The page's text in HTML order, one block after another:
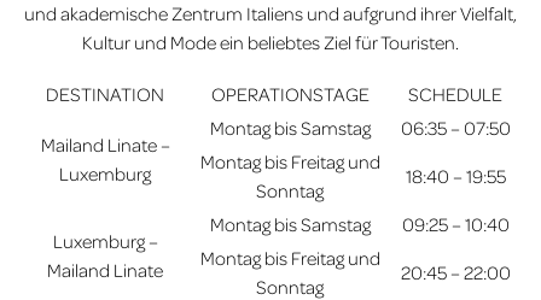
und akademische Zentrum Italiens und aufgrund ihrer Vielfalt,
Kultur und Mode ein beliebtes Ziel für Touristen.
DESTINATION OPERATIONSTAGE SCHEDULE
Mailand Linate –
Luxemburg
Montag bis Samstag
06:35 – 07:50
Montag bis Freitag und
Sonntag
18:40 – 19:55
Luxemburg –
Mailand Linate
Montag bis Samstag
09:25 – 10:40
Montag bis Freitag und
Sonntag
20:45 – 22:00